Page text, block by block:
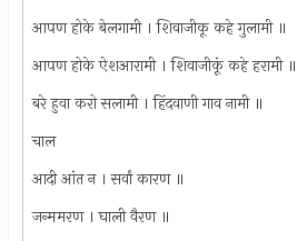
आपण होके बेलगामी । शिवाजीकू कहे गुलामी ॥
आपण होके ऐशआरामी । शिवाजीकूं कहे हरामी ॥
बरे हुवा करो सलामी । हिंदवाणी गाव नामी ॥
चाल
आदी आंत न । सर्वां कारण ॥
जन्ममरण । घाली वैरण ॥